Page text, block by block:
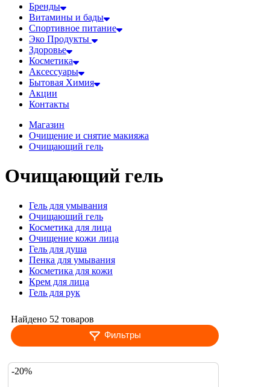
Бренды
Витамины и бады
Спортивное питание
Эко Продукты
Здоровье
Косметика
Аксессуары
Бытовая Химия
Акции
Контакты
Магазин
Очищение и снятие макияжа
Очищающий гель
Очищающий гель
Гель для умывания
Очищающий гель
Косметика для лица
Очищение кожи лица
Гель для душа
Пенка для умывания
Косметика для кожи
Крем для лица
Гель для рук
Найдено 52 товаров
Фильтры
-20%